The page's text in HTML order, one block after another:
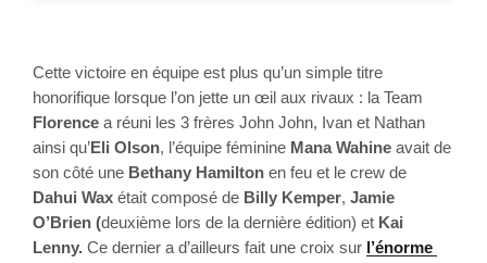
Cette victoire en équipe est plus qu’un simple titre
Florence a réuni les 3 frères John John, Ivan et Nathan
ainsi qu’Eli Olson, l’équipe féminine Mana Wahine avait de
son côté une Bethany Hamilton
Dahui Wax était composé de Billy Kemper, Jamie
O’Brien (deuxième lors de la dernière édition) et Kai
Lenny. Ce dernier a d’ailleurs fait une croix sur l’énorme